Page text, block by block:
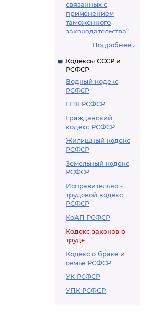
связанных с
применением
таможенного
законодательства"
Подробнее...
Кодексы СССР и
РСФСР
Водный кодекс
РСФСР
ГПК РСФСР
Гражданский
кодекс РСФСР
Жилищный кодекс
РСФСР
Земельный кодекс
РСФСР
Исправительно -
трудовой кодекс
РСФСР
КоАП РСФСР
Кодекс законов о
труде
Кодекс о браке и
семье РСФСР
УК РСФСР
УПК РСФСР